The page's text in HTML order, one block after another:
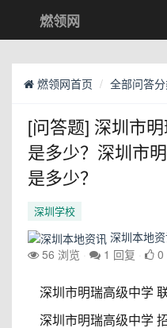
燃领网
燃领网首页 全部问答
[问答题] 深圳市
是多少？深圳市
是多少？
深圳学校
深圳本地
56 浏览
1 回复 0
深圳市明瑞高级中学
深圳市明瑞高级中学